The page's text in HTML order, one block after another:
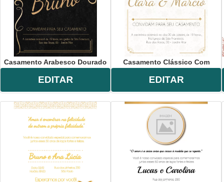
Casamento Arabesco Dourado
EDITAR
Casamento Clássico Com
EDITAR